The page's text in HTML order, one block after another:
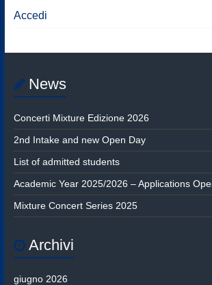
Accedi
News
Concerti Mixture Edizione 2026
2nd Intake and new Open Day
List of admitted students
Academic Year 2025/2026 – Applications
Mixture Concert Series 2025
Archivi
giugno 2026